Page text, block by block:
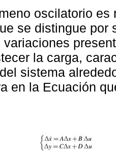
oscilatorio
se distingue por
variaciones
la carga,
sistema
en la Ecuación